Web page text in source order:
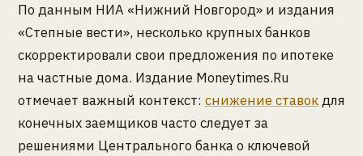
По данным НИА «Нижний Новгород» и издания
«Степные вести», несколько крупных банков
скорректировали свои предложения по ипотеке
на частные дома. Издание Moneytimes.Ru
отмечает важный контекст: снижение ставокдля
конечных заемщиков часто следует за
решениями Центрального банка о ключевой